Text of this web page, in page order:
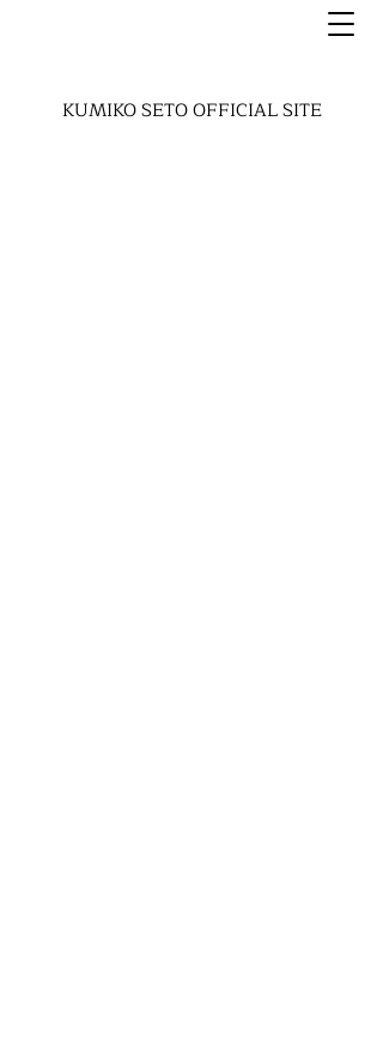
KUMIKO SETO OFFICIAL SITE